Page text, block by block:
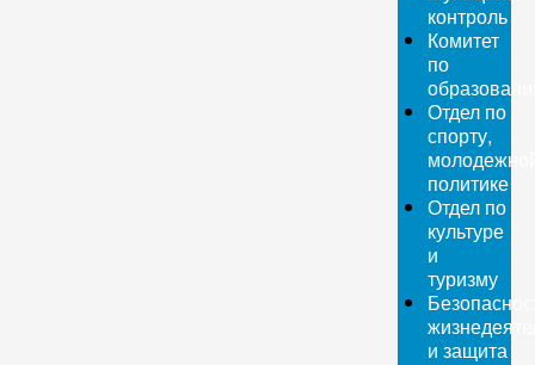
контроль
Комитет
по
Отдел по
спорту,
политике
Отдел по
культуре
и
туризму
и защита